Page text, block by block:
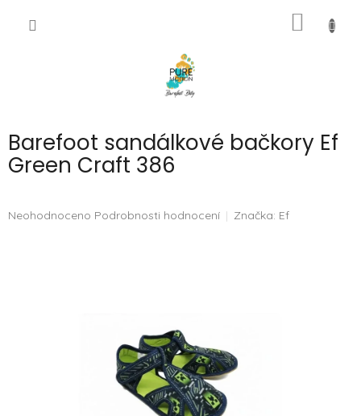
Barefoot sandálkové bačkory Ef
Green Craft 386
Průměrné
Neohodnoceno Podrobnosti hodnocení Značka: Ef